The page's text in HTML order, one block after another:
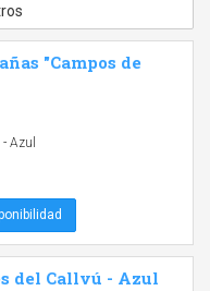
"Campos de
Azul
del Callvú - Azul